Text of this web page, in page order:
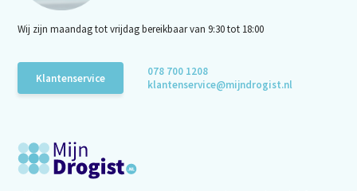
Wij zijn maandag tot vrijdag bereikbaar van 9:30 tot 18:00
Klantenservice
078 700 1208
klantenservice@mijndrogist.nl